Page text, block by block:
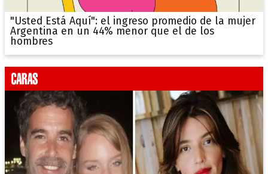
"Usted Está Aquí": el ingreso promedio de la mujer
Argentina en un 44% menor que el de los
hombres